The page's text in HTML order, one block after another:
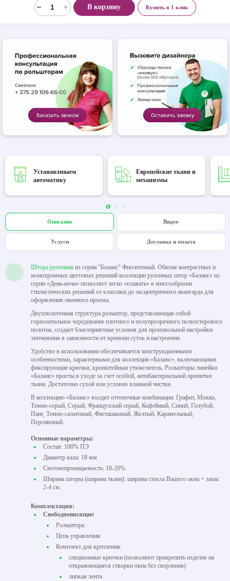
В корзину Купить в 1 клик
Устанавливаем
автоматику
Европейские ткани и
механизмы
Описание Видео
Услуги Доставка и оплата
Штора рулонная из серии "Баланс" Фиолетовый. Обилие контрастных и
монохромных цветовых решений коллекции рулонных штор «Баланс» из
серии «День-ночь» позволяет легко «плавать» в многообразии
стилистических решений от классики до эксцентричного авангарда для
оформления оконного проема.
Двухполотенная структура рольштор, представляющая собой
горизонтальное чередование плотного и полупрозрачного полиэстерового
полотна, создает благоприятные условия для произвольной настройки
затемнения в зависимости от времени суток и настроения.
Удобство в использовании обеспечивается конструкционными
особенностями, характерными для коллекции «Баланс», включающими
фиксирующие крючки, кронштейныи утяжелитель. Рольшторы линейки
«Баланс» просты в уходе за счет особой, антибактериальной пропитки
ткани. Достаточно сухой или условно влажной чистки.
В коллекцию «Баланс» входят оттеночные комбинации: Графит, Мокко,
Темно-серый, Серый, Французский серый, Кофейный, Синий, Голубой,
Панг, Темно-салатовый, Фисташковый, Желтый, Карамельный,
Персиковый.
Основные параметры:
Состав: 100% ПЭ
Диаметр вала: 18 мм
Светонепроницаемость: 10-20%
Ширина шторы (ширина ткани): ширина стекла Вашего окна + запас
2-4 см.
Комплектация:
Свободновисящие
Рольштора
Цепь управления
Комплект для крепления:
специальные крючки (позволяют прикрепить изделие на
открывающиеся створки окна без сверления)
липкая лента